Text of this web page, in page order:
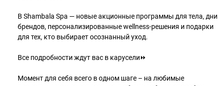
В Shambala Spa — новые акционные программы для тела, дни
брендов, персонализированные wellness-решения и подарки
для тех, кто выбирает осознанный уход.
Все подробности ждут вас в карусели⏩
Момент для себя всего в одном шаге – на любимые